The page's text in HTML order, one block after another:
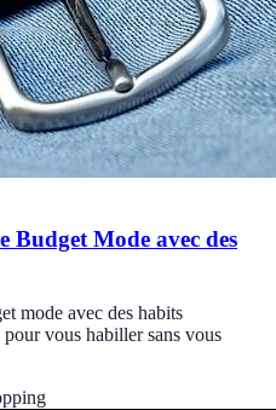
Budget Mode avec des
mode avec des habits
pour vous habiller sans vous